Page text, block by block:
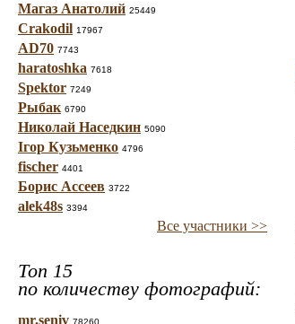
Магаз Анатолий 25449
Crakodil 17967
AD70 7743
haratoshka 7618
Spektor 7249
Рыбак 6790
Николай Наседкин 5090
Ігор Кузьменко 4796
fischer 4401
Борис Ассеев 3722
alek48s 3394
Все участники >>
Топ 15
по количеству фотографий:
mr.seniv 78260